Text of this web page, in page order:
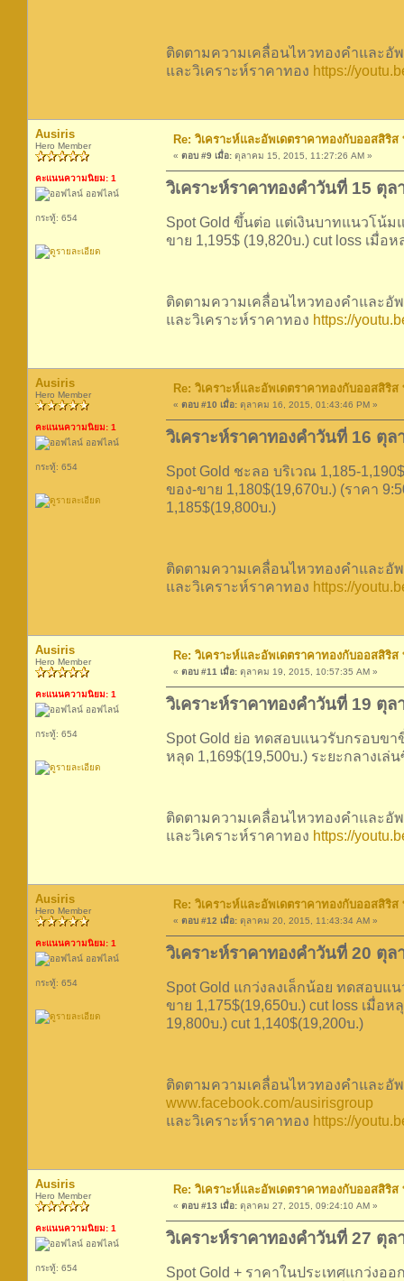
ติดตามความเคลื่อนไหวทองคำและอั
และวิเคราะห์ราคาทอง https://
Ausiris
Hero Member
คะแนนความนิยม: 1
ออฟไลน์
กระทู้: 654
Re: วิเคราะห์และอัพเดตราคาทองกับออสสิริ
« ตอบ #9 เมื่อ: ตุลาคม 15, 2015, 11:27:26 AM »
วิเคราะห์ราคาทองคำวันที่ 15 ตุล
Spot Gold ขึ้นต่อ แต่เงินบาทแนวโน้ม
ขาย 1,195$ (19,820บ.) cut loss เมื่อ
ติดตามความเคลื่อนไหวทองคำและอั
และวิเคราะห์ราคาทอง https://
Ausiris
Hero Member
คะแนนความนิยม: 1
ออฟไลน์
กระทู้: 654
Re: วิเคราะห์และอัพเดตราคาทองกับออสสิริ
« ตอบ #10 เมื่อ: ตุลาคม 16, 2015, 01:43:46 PM »
วิเคราะห์ราคาทองคำวันที่ 16 ตุล
Spot Gold ชะลอ บริเวณ 1,185-
ของ-ขาย 1,180$(19,670บ.) (ราคา
1,185$(19,800บ.)
ติดตามความเคลื่อนไหวทองคำและอั
และวิเคราะห์ราคาทอง https://
Ausiris
Hero Member
คะแนนความนิยม: 1
ออฟไลน์
กระทู้: 654
Re: วิเคราะห์และอัพเดตราคาทองกับออสสิริ
« ตอบ #11 เมื่อ: ตุลาคม 19, 2015, 10:57:35 AM »
วิเคราะห์ราคาทองคำวันที่ 19 ตุล
Spot Gold ย่อ ทดสอบแนวรับกรอบขา
หลุด 1,169$(19,500บ.) ระยะกลางเล่
ติดตามความเคลื่อนไหวทองคำและอั
และวิเคราะห์ราคาทอง https://
Ausiris
Hero Member
คะแนนความนิยม: 1
ออฟไลน์
กระทู้: 654
Re: วิเคราะห์และอัพเดตราคาทองกับออสสิริ
« ตอบ #12 เมื่อ: ตุลาคม 20, 2015, 11:43:34 AM »
วิเคราะห์ราคาทองคำวันที่ 20 ตุล
Spot Gold แกว่งลงเล็กน้อย ทดสอบแ
ขาย 1,175$(19,650บ.) cut loss เมื่อ
19,800บ.) cut 1,140$(19,200บ.)
ติดตามความเคลื่อนไหวทองคำและอั
www.facebook.com/ausirisgroup
และวิเคราะห์ราคาทอง https://
Ausiris
Hero Member
คะแนนความนิยม: 1
ออฟไลน์
กระทู้: 654
Re: วิเคราะห์และอัพเดตราคาทองกับออสสิริ
« ตอบ #13 เมื่อ: ตุลาคม 27, 2015, 09:24:10 AM »
วิเคราะห์ราคาทองคำวันที่ 27 ตุล
Spot Gold + ราคาในประเทศแกว่งอ